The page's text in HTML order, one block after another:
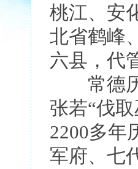
桃江、安
北省鹤峰
六县，代
常德历
张若“伐
2200多年
军府、七